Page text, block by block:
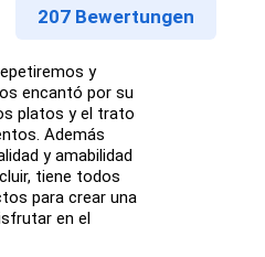
207 Bewertungen
y
encantó por su
platos y el trato
Además
y amabilidad
tiene todos
para crear una
en el